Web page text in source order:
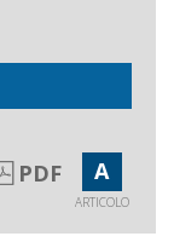
PDF A
ARTICOLO